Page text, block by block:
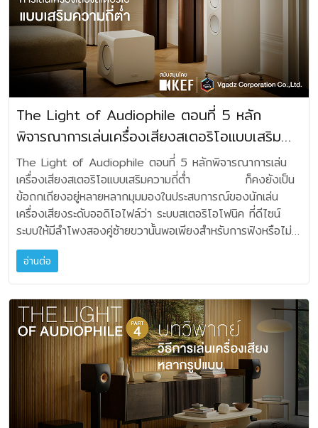
อาจจะมีการวางยิงเสียงมาด้านหน้าทุกตู้ หรือสลับบางตู้ยิงมา
ด้านหน้า บางตู้ยิงไปด้านหลัง แล้วแต่การ คำนวณค่า หรือเซ็
ตอัพ จะทำให้ได้มิติของเสียงเบสและความกว้างลึกของเสียงต่ำ
สมบูรณ์มากขึ้น การวางตู้ทับซ้อนขึ้นไป ช่วยให้เปลืองพื้นที่น้อย
ที่สุดภายในห้อง สิ่งสำคัญก็คือตู้ซับจะต้องถูก
ออกแบบมาเพื่อให้วางซ้อนกันได้ ไม่ควรนำตู้ซับวูฟเฟอร์ที่ไม่ได้
ออกแบบมาเพื่อการนี้มาวางซ้อนกันนะครับ 2. End Fire
Cardioid เป็นอีกเป็นอีกรูปแบบหนึ่งของเทคนิคการวางตู้ซับวูฟ
เฟอร์ซึ่งในกรณีนี้ มีอยู่หลายวิธี ทั้งการวางตู้หน้า-หลัง ใน
ลักษณะเฟสบวกหรือการวางชิดกันสามตู้ โดยมีการยิงเสียงต่าง
ทิศทางกัน ต้องมีการคำนวณการเว้นระยะห่าง เพื่อการ
คอนโทรลความถี่ต่ำ อันเนื่องมาจากบางครั้งมีปัญหาการรบกวน
มีการเลี้ยวเบนของเสียงต่ำที่กระจัดกระจาย ออกรอบทิศทาง หรือ
การทับซ้อนกันเองของความถี่ต่ำ ซึ่งวิธีนี้ จะเหมาะ
สำหรับผู้ที่มีความเชี่ยวชาญในการเซ็ตอัพ โดยเฉพาะครับ
บทสรุปคือการเล่นเครื่องเสียงย่อมมีหลายวิธีการและการ
ความถี่ต่ำนั้นสมบูรณ์มากยิ่งขึ้น โดยให้ยึดหลักที่ว่า
หากระบบเสียงภายในห้องนั้นยังขาดความสมบูรณ์ที่ความถี่ใด
ความถี่หนึ่ง เราก็สามารถเสริมเข้าไปได้ โดยคำนึงถึงเรื่องโทนัล
บาลานซ์ และสเกลของความถี่เป็นสำคัญครับ
ห้อง ซึ่งในช่วงเวลาขณะนั้น พ่อมดอิเล็คทรอนิกส์ บ๊อบ คาร์เวอร์
มีส่วนในการออกแบบภาคขยายคลาส T ขนาดเล็กแต่กำลังขับสูง
ที่สุดในโลก บรรจุลงไปในตู้ซับวูฟเฟอร์ บริษัท Rel
Acoustics เป็นอีกบริษัทหนึ่งที่เน้นการผลิตซับวูฟเฟอร์คุณภาพ
สูง โดยมีจุดเริ่มต้นมาจากความพยายามที่จะทำให้เสียงต่ำมีมิติที่
สมบูรณ์ ในระบบโฮมออดิโอ ย้อนคืนไปสู่รสชาติของการแสดง
คอนเสิร์ตที่สมบูรณ์ บริษัท KEF แห่งอังกฤษ ที่
ถือว่าเป็นบริษัทลำโพงอนุรักษ์นิยม ที่ประสบผลสำเร็จที่สุดในระดับ
REFERENCE 8b ที่ใช้ตัวขับ 9 นิ้ว พร้อมแอมป์คลาส D กำลัง
ขับ 500 วัตต์ x 2 ซับวูฟเฟอร์ รุ่น KC62 ที่มี
ขนาดกะทัดรัดที่สุด รวมถึงรุ่นใหม่ KC92 ที่มีขนาดกลางๆ ตัว
ขับ9 นิ้วและแอมป์คลาส D 1000 วัตต์!!! ในแง่ของ
การใช้ Sub-Woofer กับระบบฟังเพลงในบ้าน ผมไม่เห็นว่าจะ
เป็นสิ่งผิดแปลกพิสดาร หรือย้อนแย้งอะไร ตราบเท่าที่ผู้ฟังยัง
รู้สึกว่า เสียงต่ำมีสเกลเสียงที่เบาบาง ไม่เต็มที่เหมือนความถี่กลาง
แหลม เราก็สามารถเพิ่มเข้าไปได้ แต่… ต้องเพิ่ม เสริม
ลงไปอย่างเหมาะสม และเข้าใจเรื่องของการเซ็ตอัพ สี่ประการ ที่
สำคัญยิ่ง คือ 1. สถานที่วาง และจำนวนของตู้ซับวูฟเฟอร์ 2.
การปรับค่าจุดตัดครอสโอเวอร์ 3. การปรับระดับความดัง Level
4. การปรับ Phase ในตอนถัดไป The Light of
Audiophile ตอนที่ 7 เราจะมาพิเคราะห์ เรื่องเทคนิคเบื้องต้นใน
การเซ็ตอัพ ปรับค่าแอคทีฟซับวูฟเฟอร์กันครับ
ความผิดเพี้ยน JBL มิได้มุ่งเน้นเฉพาะการออกแบบ
ไดรเวอร์และชิ้นส่วนครอสโอเวอร์ ด้วยเทคโนโลยีที่ก้าวล้ำ ตู้
ลำโพงก็ผ่านการออกแบบอย่างพิถีพิถันและผลิตด้วยงาน
วิศวกรรมชั้นยอดเพื่อผลทางอคูสติกที่ดีที่สุด ภายในตัวตู้มีการ
เสริมโครงสร้างให้แข็งแกร่ง ผนังตู้ด้านในมีส่วนโค้งเว้า และบุ
ด้วยวัสดุซับเสียงเพื่อลดการสั่นค้างของคลื่นความถี่ในตัวตู้ ตู้
ลำโพงสวยงามระดับงานผีมือ มีให้เลือกทั้งแบบสีดำเปียโนเงาวับ
พร้อมสัญลักษณ์ยอดเขาสีแพลตตินัม และแบบสีน้ำตาลไม้
Ebony ทำสีเงาวับ ประดับสัญลักษณ์ยอดเขา (Summit) สีทอง
ตู้ลำโพง SUMMIT MAKALU วางอยู่บนฐาน IsoAcoustic®
ซึ่ง JBL ออกแบบเป็นพิเศษ เพื่อแยกความสั่นสะเทือนอันอาจเกิด
ขณะไดรเวอร์ขับพลังเสียง เพื่อให้ตู้ลำโพงวางอย่างมั่นคงบนพื้น
ห้อง ผลที่ได้ก็คือ เสียงเบสที่กระชับทุ้มลึก ให้เวทีเสียงที่กว้าง
สมจริง และแจกแจงตำแหน่งของเครื่องดนตรีอย่างใสกระจ่าง
SUMMIT PUMORI ลำโพง SUMMIT PUMORI เป็นลำโพง
ตั้งพื้นระดับอ้างอิง ถูกผลิตขึ้นเพื่อตอบสนองนักฟังดนตรีผู้
หลงใหลในเสียงดนตรีอย่างจริงจัง สำหรับลำโพงในกลุ่มที่ใช้
ไดรเวอร์ขนาด 10 นิ้ว (250 มิลลิเมตร) ก็ต้องถือว่า SUMMIT
PUMORI เป็นลำโพงรุ่นเรือธงในซีรีส์นี้ ซึ่ง JBL ภูมิใจนำเสนอ
การเลือกชื่อ พูโมริ (Pumori) มาเป็นชื่อลำโพงเรือธงรุ่นนี้
ก็เพราะ พูโมริเป็นยอดเขาที่สูงถึง 7,161 เมตร อยู่ใกล้กับยอด
เขาเอเวอเรสต์ จนได้รับการขนานนามว่า “บุตรสาวของเอ
เวอเรสต์” และเป็นยอดเขาที่นักไต่เขานิยมมาฝึกซ้อมความชำนาญ
และความมั่นใจ ก่อนการพิชิตยอดเขาเอเวอเรสต์
คุณภาพเสียงจากสัญญาณดิจิตอล ด้วยรายละเอียดสูงถึง 32-
bit / 384kHz โดยมีอนาล็อคอินพุตแบบ Balanced และ
Single-ended Mark levinson No 626 เป็นปรีแอมปลิไฟเอ
อร์แบบ dual-monaural ซึ่งผสมผสานทั้งประสิทธิภาพระดับสุด
ยอดของอนาล็อคออดิโอ กับวงจรดิจิตอลออดิโออันล้ำยุค เพื่อ
รังสรรค์เสียงดนตรีที่สมจริงอย่างที่สุดจากแหล่งโปรแกรมของ
คุณ หัวใจหลักของ No 626 คือ การออกแบบผังวงจรอันเป็น
สิทธิบัตรเฉพาะ นั่นคือการออกแบบ dual-monaural ซึ่งแยก
signal path อย่างเป็นอิสระ พร้อมปุ่มปรับระดับเสียงแบบ R-
2R ladder volume control เพื่อความแม่นยำในการเพิ่ม-ลด
ระดับเสียง โดยยังคงประสิทธิภาพของเสียงในทุกย่านความถี่
ในส่วนของภาคไลน์เสตจอินพุตประกอบด้วย Signal
switching relays ซึ่งแยกเป็นอิสระ สำหรับอนาล็อคสเตริโอ
อินพุตแต่ละชุด นั่นคือแบบ Balanced XLR 2 ชุด และแบบ
RCA 3 ชุด และยังมี Phono อินพุต ทั้งแบบ MM และ MC ชุ
ดอนาล็อคสวิชต์ที่กล่าวมาข้างต้น จะช่วยให้สัญญาณที่มี band
width กว้างที่สุดเท่าที่จะเป็นได้ ยิ่งกว่านั้นทั้งวงจรสำหรับเพา
เวอร์ซัพพลาย และวงจรสำหรับแหล่งโปรแกรมดิจิตอลยังถูก
ป้องกัน (Shielded) จากวงจรอนาล็อคและวงจรภาคโฟโน เพื่อ
ให้ได้สัญญาณออดิโอที่มีคุณภาพสุดยอดอย่างแท้จริง
Mark levinson No 626 สามารถต่อเชื่อมกับอุปกรณ์อื่นใน
ระบบเสียงได้โดยง่าย เห็นได้จากจำนวนช่องอนาล็อคเอาต์พุต
จึงสามารถใช้งานแบบฟลูเรนจ์ หรือผู้ใช้จะเลือกเป็นฟิลเตอร์
fourth order ที่ 80Hz เพื่อต่อใช้งานร่วมกับเพาเวอร์ซับวูฟ
The Light of Audiophile ตอนที่ 5 หลัก
พิจารณาการเล่นเครื่องเสียงสเตอริโอแบบเสริม
ความถี่ต่ำ
The Light of Audiophile ตอนที่ 5 หลักพิจารณาการเล่น
เครื่องเสียงสเตอริโอแบบเสริมความถี่ต่ำ ก็คงยังเป็น
ข้อถกเถียงอยู่หลายหลากมุมมองในประสบการณ์ของนักเล่น
เครื่องเสียงระดับออดิโอไฟล์ว่า ระบบสเตอริโอโฟนิค ที่ดีไซน์
ระบบให้มีลำโพงสองคู่ซ้ายขวานั้นพอเพียงสำหรับการฟังหรือไม่
และที่มีการเสริมลำโพงตู้ Sub-Woofer มันจำเป็นจริงหรือเปล่า
- ทำให้ดีขึ้น? หรือทำให้แย่ลง? บทความจาก
ประสบการณ์ล้วนๆ ของผมชิ้นนี้ ไม่มีเจตนาแบบ “เห็นด้วยอย่าง
มาก” หรือ “ไม่เห็นด้วยอย่างมาก” ทั้งสองแนวความคิดนะครับ
หากท่านได้ติดตามงานเขียนบทความเครื่องเสียงของผม
มายาวนานพอสมควรแล้ว ก็จะทราบว่า ผมยึดทางสายกลาง
เหมือนในแนวคิดทางพุทธศาสนาคือ มัชฌิมาปฏิปทา เมื่อเรามา
แยกแยะ รายละเอียดเหตุผลกัน จะเห็นได้ทั้งจุดเริ่มต้น และจุด
หมายปลายทางได้ว่า จะเดินทางสายใด ในความคิดส่วนตัวของ
ผมก็คือ ระบบเครื่องเสียงที่ดี ควรสนองตอบความถี่จากเสียง
ดนตรีให้ครบถ้วน “เท่าที่จะเป็นไปได้” คือความหมายของ High
อ่านต่อ